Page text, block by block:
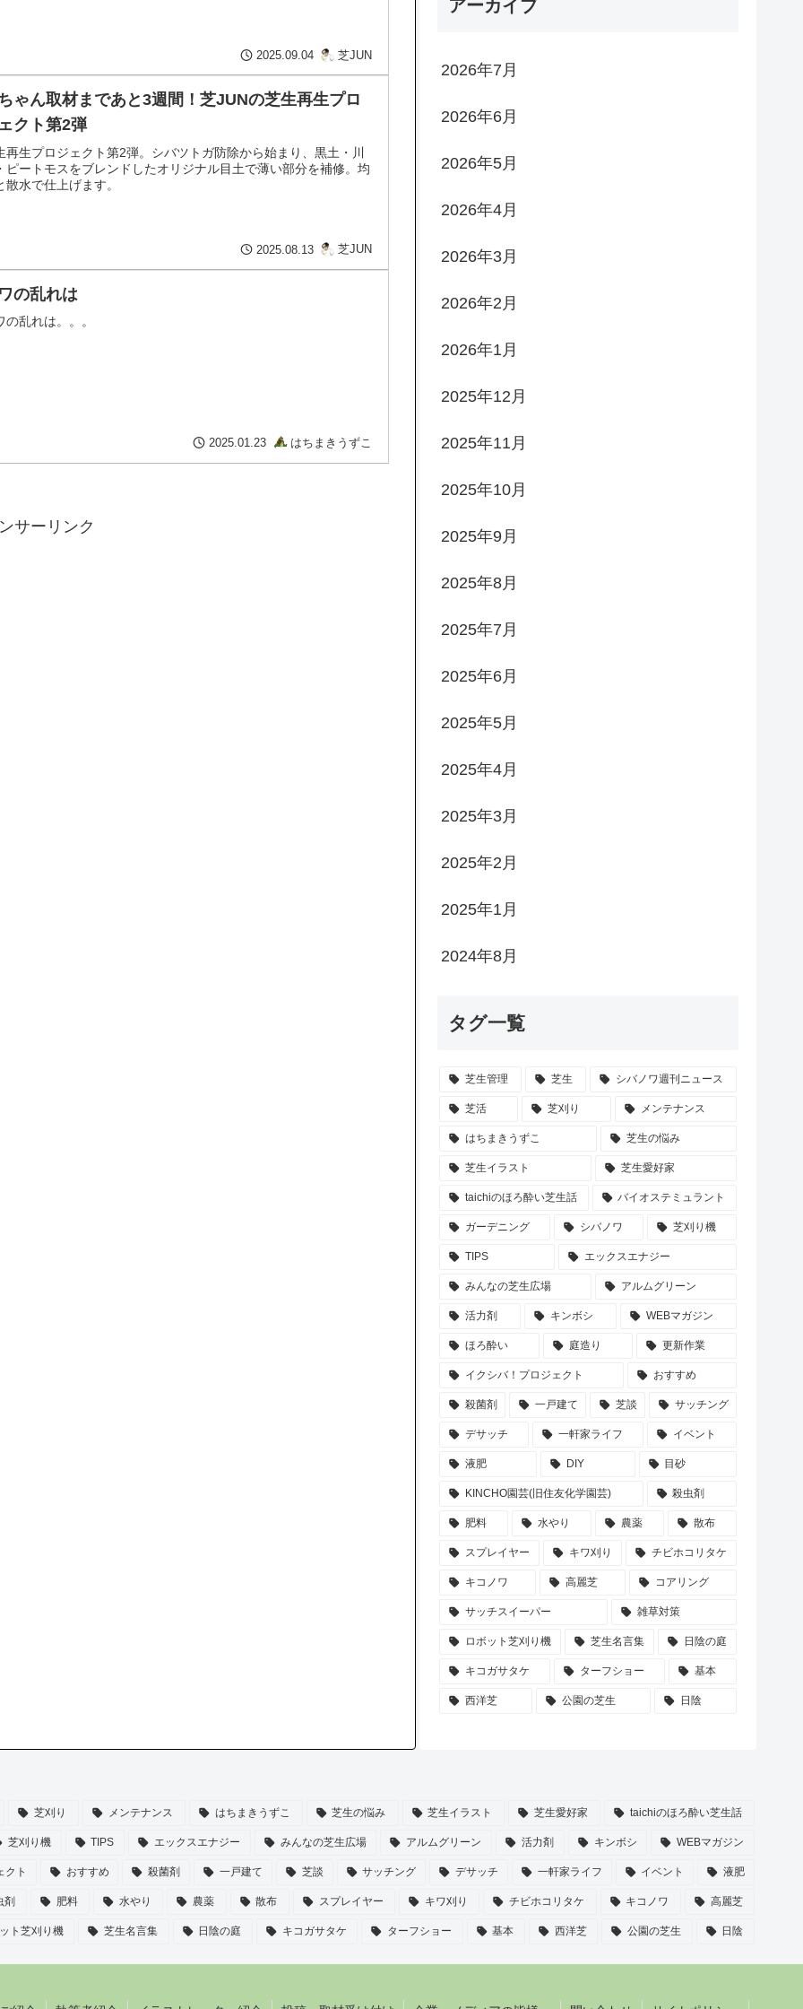
2025.09.04 芝JUN
ゃん取材まであと3週間！芝JUNの芝生再生プロ
クト第2弾
再生プロジェクト第2弾。シバツトガ防除から始まり、黒土・川
ピートモスをブレンドしたオリジナル目土で薄い部分を補修。均
散水で仕上げます。
2025.08.13 芝JUN
の乱れは
の乱れは。。。
2025.01.23 はちまきうずこ
サーリンク
アーカイブ
2026年7月
2026年6月
2026年5月
2026年4月
2026年3月
2026年2月
2026年1月
2025年12月
2025年11月
2025年10月
2025年9月
2025年8月
2025年7月
2025年6月
2025年5月
2025年4月
2025年3月
2025年2月
2025年1月
2024年8月
タグ一覧
芝生管理 芝生 シバノワ週刊ニュース
芝活 芝刈り メンテナンス
はちまきうずこ 芝生の悩み
芝生イラスト 芝生愛好家
taichiのほろ酔い芝生話 バイオステミュラント
ガーデニング シバノワ 芝刈り機
TIPS エックスエナジー
みんなの芝生広場 アルムグリーン
活力剤 キンボシ WEBマガジン
ほろ酔い 庭造り 更新作業
イクシバ！プロジェクト おすすめ
殺菌剤 一戸建て 芝談 サッチング
デサッチ 一軒家ライフ イベント
液肥 DIY 目砂
KINCHO園芸(旧住友化学園芸) 殺虫剤
肥料 水やり 農薬 散布
スプレイヤー キワ刈り チビホコリタケ
キコノワ 高麗芝 コアリング
サッチスイーパー 雑草対策
ロボット芝刈り機 芝生名言集 日陰の庭
キコガサタケ ターフショー 基本
西洋芝 公園の芝生 日陰
芝刈り メンテナンス はちまきうずこ 芝生の悩み 芝生イラスト 芝生愛好家 taichiのほろ酔い芝生話
芝刈り機 TIPS エックスエナジー みんなの芝生広場 アルムグリーン 活力剤 キンボシ WEBマガジン
クト おすすめ 殺菌剤 一戸建て 芝談 サッチング デサッチ 一軒家ライフ イベント 液肥
剤 肥料 水やり 農薬 散布 スプレイヤー キワ刈り チビホコリタケ キコノワ 高麗芝
ト芝刈り機 芝生名言集 日陰の庭 キコガサタケ ターフショー 基本 西洋芝 公園の芝生 日陰